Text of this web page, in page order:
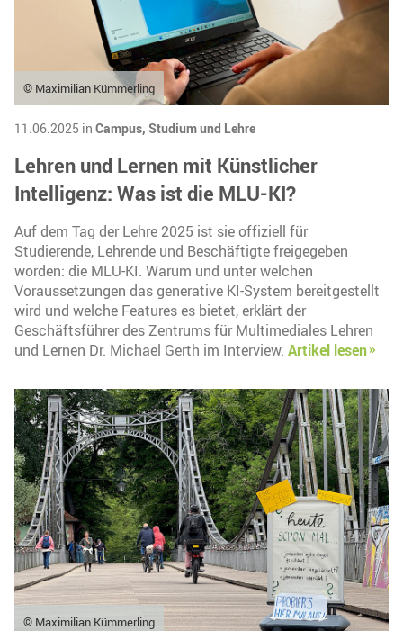
© Maximilian Kümmerling
11.06.2025 in Campus, Studium und Lehre
Lehren und Lernen mit Künstlicher
Intelligenz: Was ist die MLU-KI?
Auf dem Tag der Lehre 2025 ist sie offiziell für
Studierende, Lehrende und Beschäftigte freigegeben
worden: die MLU-KI. Warum und unter welchen
Voraussetzungen das generative KI-System bereitgestellt
wird und welche Features es bietet, erklärt der
Geschäftsführer des Zentrums für Multimediales Lehren
und Lernen Dr. Michael Gerth im Interview. Artikel lesen
© Maximilian Kümmerling